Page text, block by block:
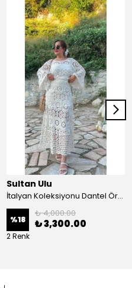
Sultan Ulu
İtalyan Koleksiyonu Dantel Örgü Maxi Elbise - Krem
%18
₺ 4,000.00
₺ 3,300.00
2 Renk